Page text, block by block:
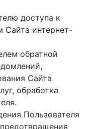
доступа к
Сайта интернет-
обратной
Сайта
обработка
Пользователя